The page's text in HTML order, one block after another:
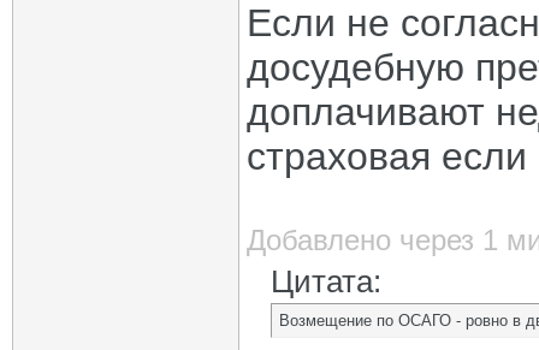
Если не
досудебную
доплачивают
страховая если
Добавлено через 1
Цитата:
Возмещение по ОСАГО - ровно в